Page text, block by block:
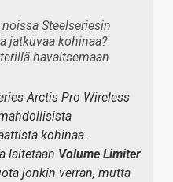
Steelseriesin
jatkuvaa kohinaa?
havaitsemaan
Arctis Pro Wireless
kohinaa.
laitetaan Volume Limiter
jonkin verran, mutta